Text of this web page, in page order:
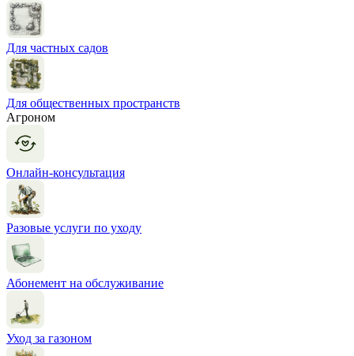
Для частных садов
Для общественных пространств
Агроном
Онлайн-консультация
Разовые услуги по уходу
Абонемент на обслуживание
Уход за газоном